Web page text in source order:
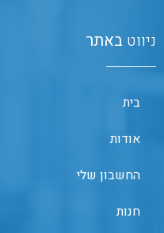
ניווט באתר
בית
אודות
החשבון שלי
חנות